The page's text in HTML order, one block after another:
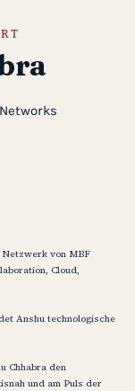
von MBF
Cloud,
Anshu technologische
Chhabra den
und am Puls der